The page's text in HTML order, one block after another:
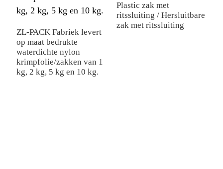
ZL-PACK Fabriek levert
op maat bedrukte
waterdichte nylon
krimpfolie/zakken van 1
kg, 2 kg, 5 kg en 10 kg.
Plastic zak met
ritssluiting / Hersluitbare
zak met ritssluiting